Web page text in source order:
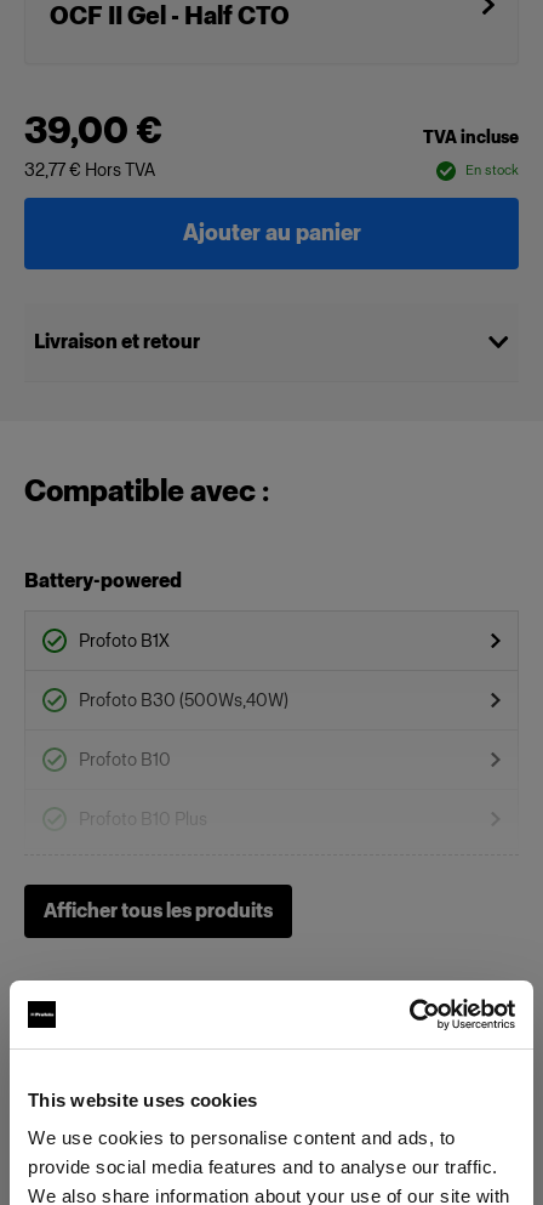
This website uses cookies
We use cookies to personalise content and ads, to
provide social media features and to analyse our traffic.
We also share information about your use of our site with
OCF II Gel - Half CTO
39,00 €
TVA incluse
32,77 € Hors TVA En stock
Ajouter au panier
Livraison et retour
Compatible avec :
Battery-powered
Profoto B1X
Profoto B30 (500Ws,40W)
Profoto B10
Profoto B10 Plus
Profoto B20 (250Ws, 40W)
Gélatines
OCF II Grid & Gel Holder
Afficher tous les produits
Caractéristiques :